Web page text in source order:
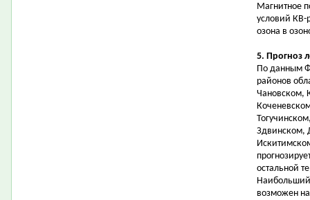
Магнитное
условий КВ-
озона в
5. Прогноз
По данным
районов
Чановском,
Здвинском,
остальной
Наибольший
возможен